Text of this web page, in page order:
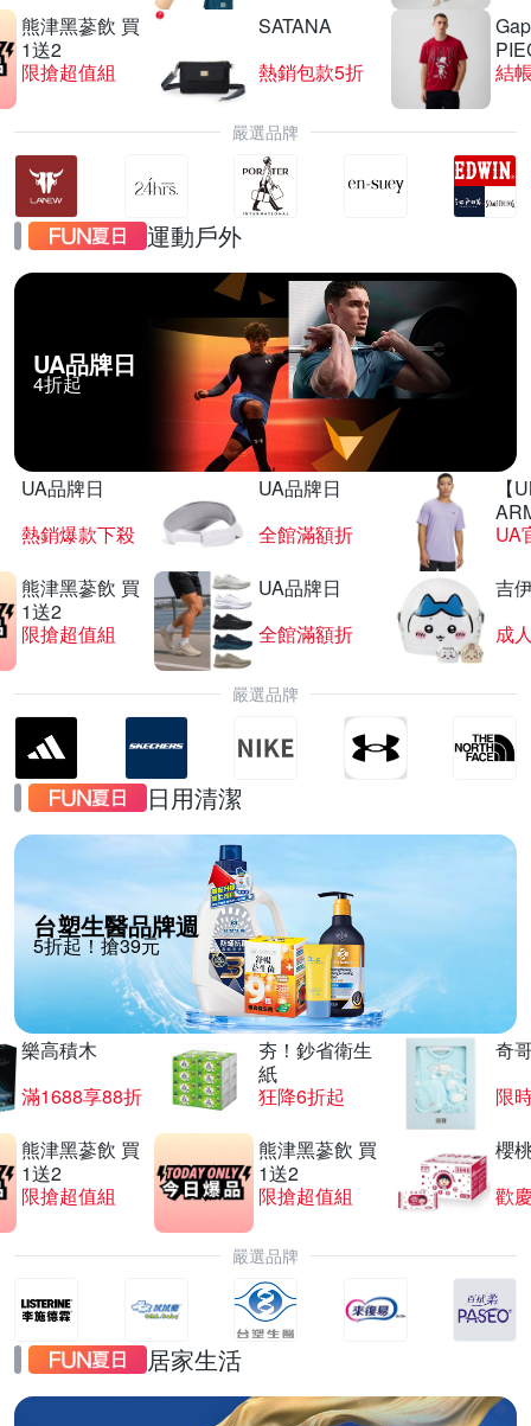
熊津黑蔘飲 買
1送2
限搶超值組
SATANA
熱銷包款5折
結
嚴選品牌
運動戶外
UA品牌日
4折起
UA品牌日
熱銷爆款下殺
UA品牌日
全館滿額折
【
UA
熊津黑蔘飲 買
1送2
限搶超值組
UA品牌日
全館滿額折
吉
嚴選品牌
日用清潔
台塑生醫品牌週
5折起！搶39元
樂高積木
滿1688享88折
夯！鈔省衛生
紙
狂降6折起
奇
限
熊津黑蔘飲 買
1送2
限搶超值組
熊津黑蔘飲 買
1送2
限搶超值組
櫻
歡
嚴選品牌
居家生活